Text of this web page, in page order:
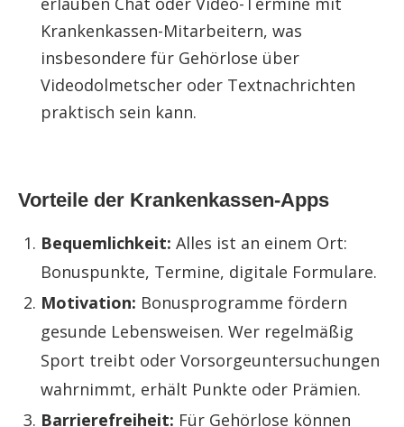
Krankenkassen-Mitarbeitern, was
insbesondere für Gehörlose über
Videodolmetscher oder Textnachrichten
praktisch sein kann.
Vorteile der Krankenkassen-Apps
Bequemlichkeit: Alles ist an einem Ort:
Bonuspunkte, Termine, digitale Formulare.
Motivation: Bonusprogramme fördern
gesunde Lebensweisen. Wer regelmäßig
Sport treibt oder Vorsorgeuntersuchungen
wahrnimmt, erhält Punkte oder Prämien.
Barrierefreiheit: Für Gehörlose können